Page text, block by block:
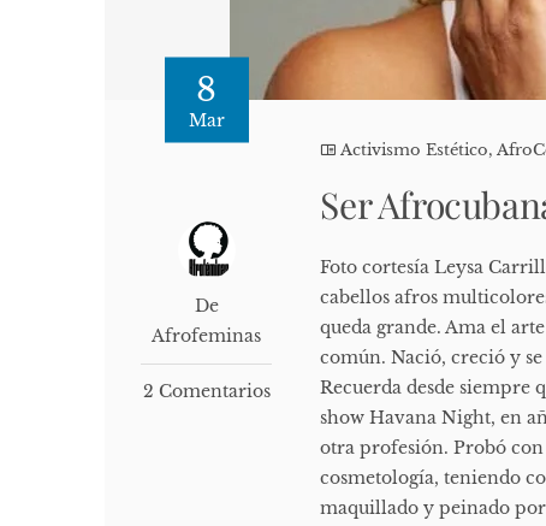
8
Mar
De
Afrofeminas
2 Comentarios
Activismo Estético,
Ser
Foto cortesía Leysa
cabellos afros
queda grande. Ama el
común. Nació, creció y se
Recuerda desde siempre
show Havana Night, en
otra profesión. Probó
cosmetología, teniendo
maquillado y peinado